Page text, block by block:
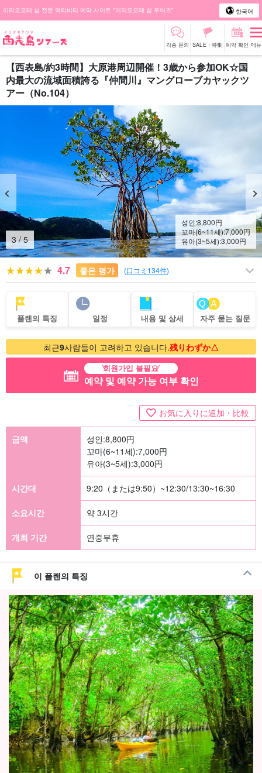
이리오모테 섬 전문 액티비티 예약 사이트 "이리오모테 섬 투어즈" 한국어
각종 문의 SALE・特集 예약 확인 메뉴
【西表島/約3時間】大原港周辺開催！3歳から参加OK☆国
内最大の流域面積誇る『仲間川』マングローブカヤックツ
アー（No.104）
4/5
성인:8,800円
꼬마(6~11세):7,000円
유아(3~5세):3,000円
4.7 좋은 평가 (口コミ134件)
플랜의 특징 일정 내용 및 상세 자주 묻는 질문
최근9사람들이 고려하고 있습니다.残りわずか△
회원가입 불필요
예약 및 예약 가능 여부 확인
お気に入りに追加・比較
금액 성인:8,800円
꼬마(6~11세):7,000円
유아(3~5세):3,000円
시간대 9:20（または9:50）~12:30/13:30~16:30
소요시간 약 3시간
개최 기간 연중무휴
이 플랜의 특징